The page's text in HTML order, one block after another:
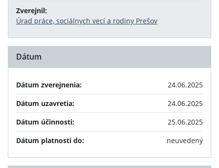
Zverejnil:
Úrad práce, sociálnych vecí a rodiny Prešov
Dátum
Dátum zverejnenia:
24.06.2025
Dátum uzavretia:
24.06.2025
Dátum účinnosti:
25.06.2025
Dátum platnosti do:
neuvedený